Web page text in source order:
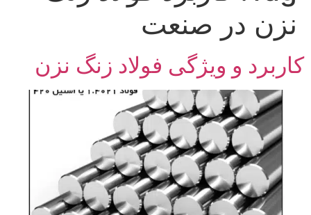
نزن در صنعت
کاربرد و ویژگی‌ فولاد زنگ نزن